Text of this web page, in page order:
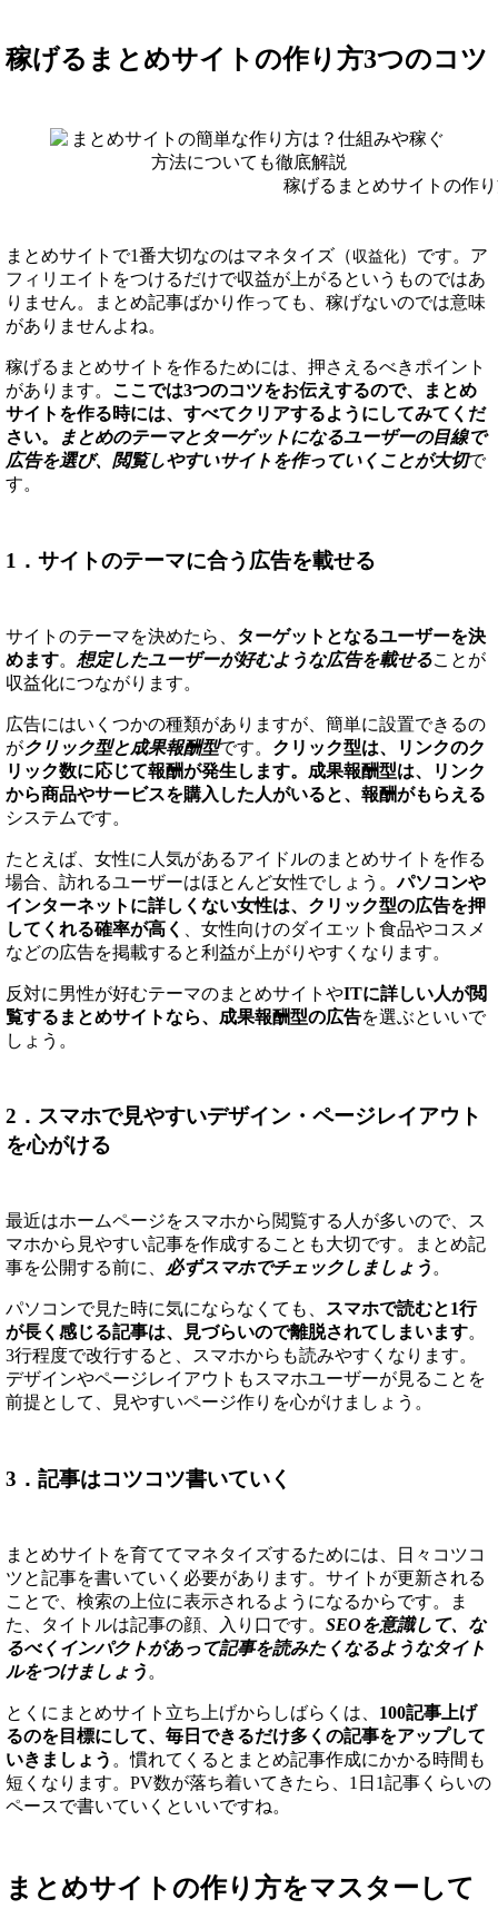
稼げるまとめサイトの作り方3つのコツ
稼げるまとめサイトの作
まとめサイトで1番大切なのはマネタイズ（ 収益化）です。ア
フィリエイトをつけるだけで収益が上がるというものではあ
りません。まとめ記事ばかり作っても、稼げないのでは意味
がありませんよね。
稼げるまとめサイトを作るためには、押さえるべきポイント
があります。 ここでは3つのコツをお伝えするので、まとめ
サイトを作る時には、すべてクリアするようにしてみてくだ
さい。
まとめのテーマとターゲットになるユーザーの目線で
広告を選び、閲覧しやすいサイトを作っていくことが大切で
す。
1．サイトのテーマに合う広告を載せる
サイトのテーマを決めたら、 ターゲットとなるユーザーを決
めます。 想定したユーザーが好むような広告を載せることが
収益化につながります。
広告にはいくつかの種類がありますが、簡単に設置できるの
がクリック型と成果報酬型です。 クリック型は、リンクのク
リック数に応じて報酬が発生します。成果報酬型は、リンク
から商品やサービスを購入した人がいると、報酬がもらえる
システムです。
たとえば、女性に人気があるアイドルのまとめサイトを作る
場合、訪れるユーザーはほとんど女性でしょう。パソコンや
インターネットに詳しくない女性は、クリック型の広告を押
してくれる確率が高く
、女性向けのダイエット食品やコスメ
などの広告を掲載すると利益が上がりやすくなります。
反対に男性が好むテーマのまとめサイトやITに詳しい人が閲
覧するまとめサイトなら、成果報酬型の広告を選ぶといいで
しょう。
2．スマホで見やすいデザイン・ページレイアウト
を心がける
最近はホームページをスマホから閲覧する人が多いので、ス
マホから見やすい記事を作成することも大切です。まとめ記
事を公開する前に、
必ずスマホでチェックしましょう 。
パソコンで見た時に気にならなくても、
スマホで読むと1行
が長く感じる記事は、見づらいので離脱されてしまいます。
3行程度で改行すると、スマホからも読みやすくなります。
デザインやページレイアウトもスマホユーザーが見ることを
前提として、見やすいページ作りを心がけましょう。
3．記事はコツコツ書いていく
まとめサイトを育ててマネタイズするためには、日々コツコ
ツと記事を書いていく必要があります。サイトが更新される
ことで、検索の上位に表示されるようになるからです。ま
た、タイトルは記事の顔、入り口です。 SEOを意識して、な
るべくインパクトがあって記事を読みたくなるようなタイト
ルをつけましょう 。
とくにまとめサイト立ち上げからしばらくは、 100記事上げ
るのを目標にして、毎日できるだけ多くの記事をアップして
いきましょう 。慣れてくるとまとめ記事作成にかかる時間も
短くなります。PV数が落ち着いてきたら、1日1記事くらいの
ペースで書いていくといいですね。
まとめサイトの作り方をマスターして